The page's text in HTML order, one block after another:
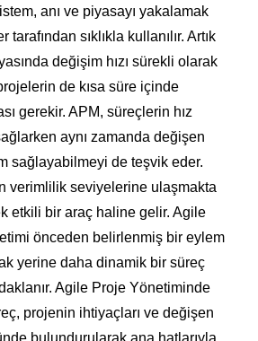
anı ve piyasayı yakalamak
sıklıkla kullanılır. Artık
değişim hızı sürekli olarak
de kısa süre içinde
gerekir. APM, süreçlerin hız
aynı zamanda değişen
sağlayabilmeyi de teşvik eder.
verimlilik seviyelerine ulaşmakta
etkili bir araç haline gelir. Agile
önceden belirlenmiş bir eylem
yerine daha dinamik bir süreç
Agile Proje Yönetiminde
projenin ihtiyaçları ve değişen
bulundurularak ana hatlarıyla